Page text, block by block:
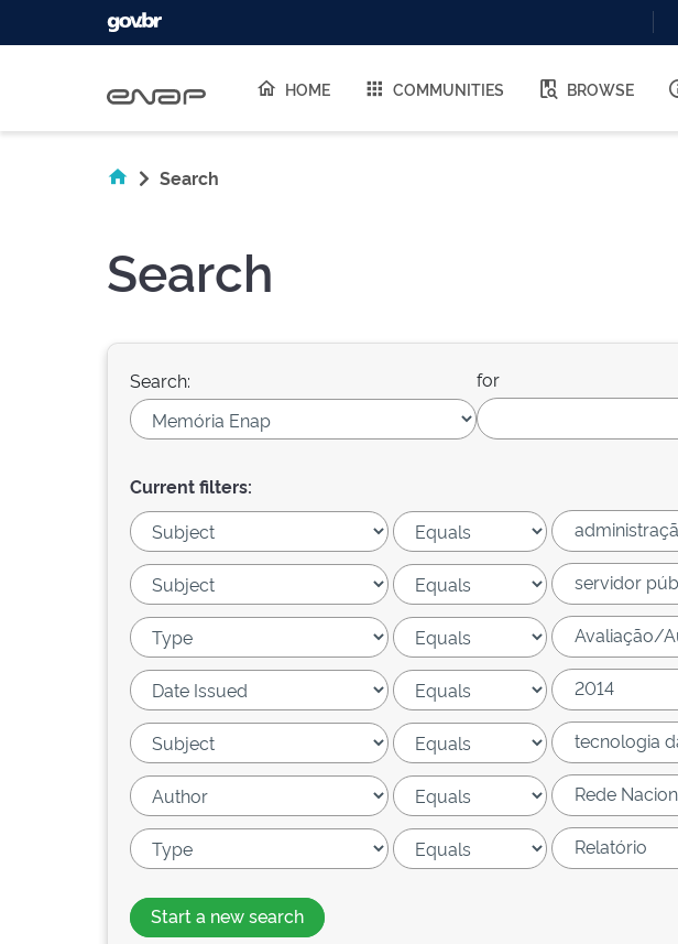
HOME COMMUNITIES BROWSE
Search
Search
Search: for
Current filters:
Start a new search